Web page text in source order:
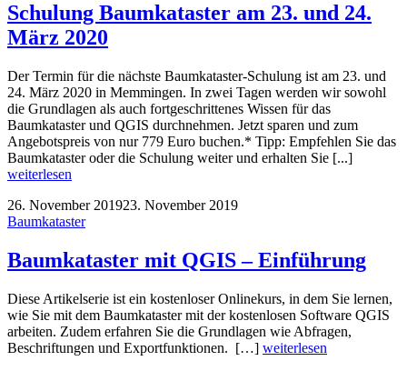
Schulung Baumkataster am 23. und 24.
März 2020
Der Termin für die nächste Baumkataster-Schulung ist am 23. und
24. März 2020 in Memmingen. In zwei Tagen werden wir sowohl
die Grundlagen als auch fortgeschrittenes Wissen für das
Baumkataster und QGIS durchnehmen. Jetzt sparen und zum
Angebotspreis von nur 779 Euro buchen.* Tipp: Empfehlen Sie das
Baumkataster oder die Schulung weiter und erhalten Sie [...]
weiterlesen
26. November 201923. November 2019
Baumkataster
Baumkataster mit QGIS – Einführung
Diese Artikelserie ist ein kostenloser Onlinekurs, in dem Sie lernen,
wie Sie mit dem Baumkataster mit der kostenlosen Software QGIS
arbeiten. Zudem erfahren Sie die Grundlagen wie Abfragen,
Beschriftungen und Exportfunktionen. […] weiterlesen